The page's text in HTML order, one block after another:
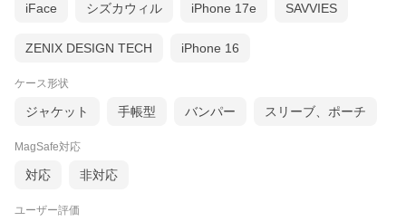
iFace シズカウィル iPhone 17e SAVVIES
ZENIX DESIGN TECH iPhone 16
ケース形状
ジャケット 手帳型 バンパー スリーブ、ポーチ
MagSafe対応
対応 非対応
ユーザー評価